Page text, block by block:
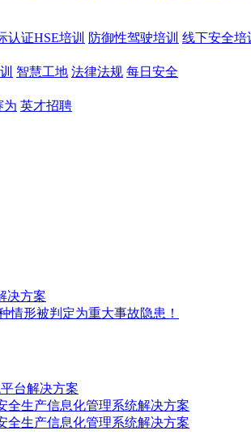
认证HSE培训 防御性驾驶培训 线下安全培
智慧工地 法律法规 每日安全
为 英才招聘
决方案
情形被判定为重大事故隐患！
台解决方案
全生产信息化管理系统解决方案
全生产信息化管理系统解决方案